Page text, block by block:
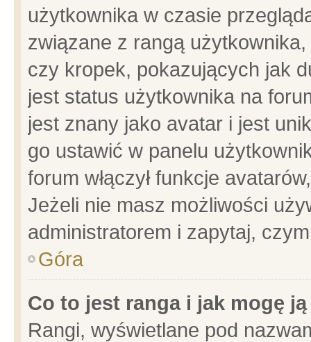
użytkownika w czasie
związane z rangą
czy kropek, pokazujących jak
jest status użytkownika na
jest znany jako avatar i jest
go ustawić w panelu
forum włączył funkcje
Jeżeli nie masz możliwości
administratorem i zapytaj,
Góra
Co to jest ranga i jak mogę
Rangi, wyświetlane pod